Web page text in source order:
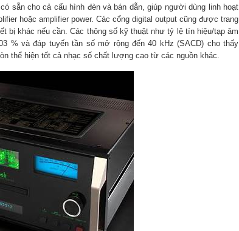
sẵn cho cả cấu hình đèn và bán dẫn, giúp người dùng linh hoạt
hoặc amplifier power. Các cổng digital output cũng được trang
bị khác nếu cần. Các thông số kỹ thuật như tỷ lệ tín hiệu/tạp âm
% và đáp tuyến tần số mở rộng đến 40 kHz (SACD) cho thấy
thể hiện tốt cả nhạc số chất lượng cao từ các nguồn khác.